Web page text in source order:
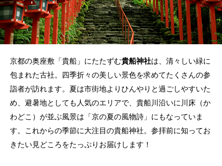
京都の奥座敷「貴船」にたたずむ貴船神社は、清々しい緑に
包まれた古社。四季折々の美しい景色を求めてたくさんの参
詣者が訪れます。夏は市街地よりひんやりと過ごしやすいた
め、避暑地としても人気のエリアで、貴船川沿いに川床（か
わどこ）が並ぶ風景は「京の夏の風物詩」にもなっていま
す。これからの季節に大注目の貴船神社。参拝前に知ってお
きたい見どころをたっぷりお届けします！